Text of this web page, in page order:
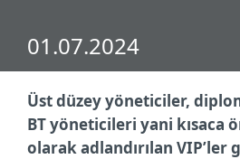
01.07.2024
Üst düzey yöneticiler,
BT yöneticileri yani kısaca
olarak adlandırılan VIP’ler